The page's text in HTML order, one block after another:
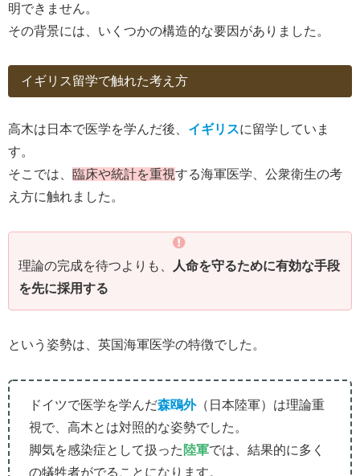
明できません。
その背景には、いくつかの構造的な要因がありました。
イギリス留学で触れた考え方
高木は日本で医学を学んだ後、 イギリスに留学していま
す。
そこでは、 臨床や統計を重視する海軍医学、公衆衛生の考
え方に触れました。
理論の完成を待つよりも、
人命を守るために有効な手段
を先に採用する
という姿勢は、英国海軍医学の特徴でした。
ドイツで医学を学んだ森鴎外（日本陸軍）は理論重
視で、高木とは対照的な姿勢でした。
脚気を感染症として扱った 陸軍では、結果的に多く
の犠牲者がでることになります。